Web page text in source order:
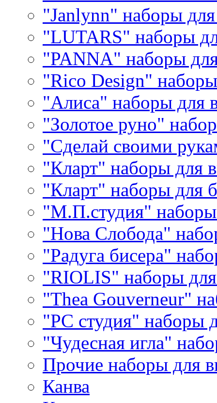
"Janlynn" наборы
"LUTARS" наборы
"PANNA" наборы
"Rico Design"
"Алиса" наборы для
"Золотое руно"
"Сделай своими
"Кларт" наборы для
"Кларт" наборы для
"М.П.студия"
"Нова Слобода"
"Радуга бисера"
"RIOLIS" наборы
"Thea Gouverneur"
"РС студия" наборы
"Чудесная игла"
Прочие наборы для
Канва